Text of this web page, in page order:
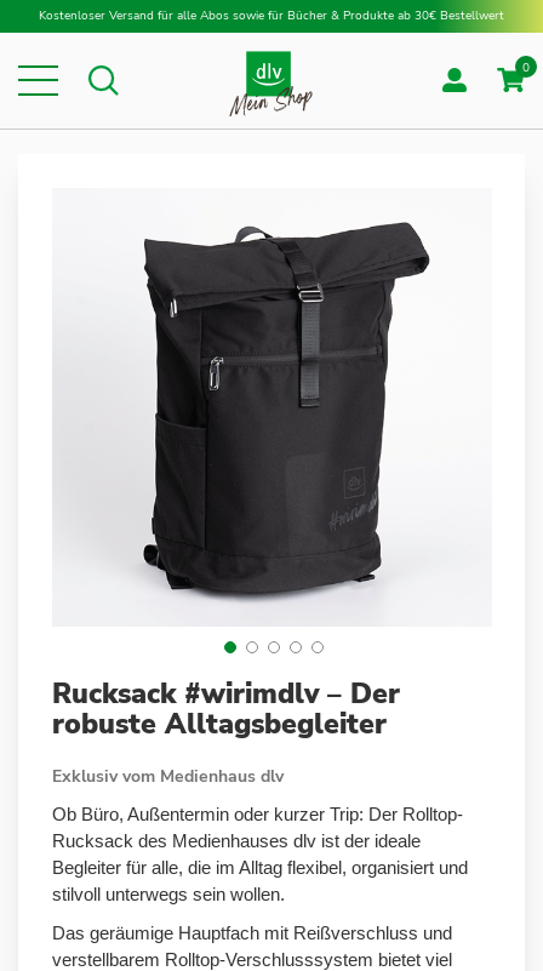
Direkt zum Inhalt
Kostenloser Versand für alle Abos sowie für Bücher & Produkte ab 30€ Bestellwert
0
Anfang
der
springen
Rucksack #wirimdlv – Der
robuste Alltagsbegleiter
Exklusiv vom Medienhaus dlv
Ob Büro, Außentermin oder kurzer Trip: Der Rolltop-
Rucksack des Medienhauses dlv ist der ideale
Begleiter für alle, die im Alltag flexibel, organisiert und
stilvoll unterwegs sein wollen.
Das geräumige Hauptfach mit Reißverschluss und
verstellbarem Rolltop-Verschlusssystem bietet viel